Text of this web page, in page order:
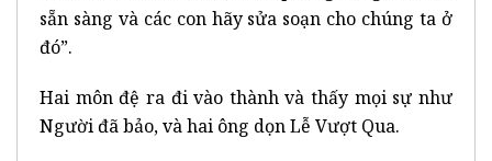
sẵn sàng và các con hãy sửa soạn cho chúng ta ở
đó”.
Hai môn đệ ra đi vào thành và thấy mọi sự như
Người đã bảo, và hai ông dọn Lễ Vượt Qua.